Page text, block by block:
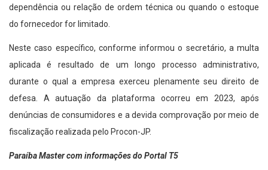
dependência ou relação de ordem técnica ou quando o estoque
do fornecedor for limitado.
Neste caso específico, conforme informou o secretário, a multa
aplicada é resultado de um longo processo administrativo,
durante o qual a empresa exerceu plenamente seu direito de
defesa. A autuação da plataforma ocorreu em 2023, após
denúncias de consumidores e a devida comprovação por meio de
fiscalização realizada pelo Procon-JP.
Paraíba Master com informações do Portal T5